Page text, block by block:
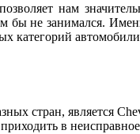
нам
бы не занимался.
категорий
стран, является
в неисправное